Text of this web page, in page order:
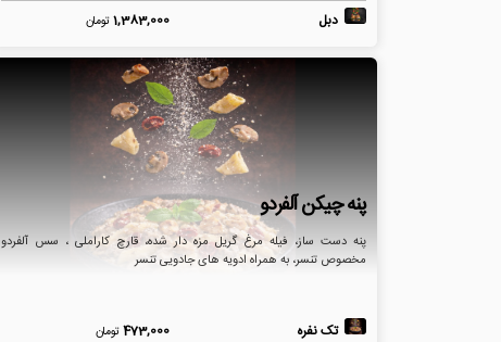
دبل 1,383,000تومان
پنه چیکن آلفردو
پنه دست ساز، فیله مرغ گریل مزه دار شده، قارچ کاراملی ، سس آلفردو
مخصوص تنسر، به همراه ادویه های جادویی تنسر
تک نفره 473,000تومان